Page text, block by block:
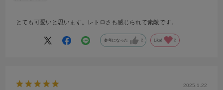
とても可愛いと思います。レトロさも感じられて素敵です。
参考になった 2 Like! 2
2025.1.22